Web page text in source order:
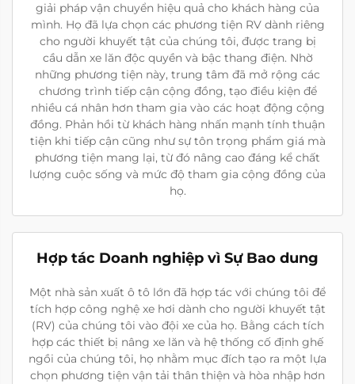
giải pháp vận chuyển hiệu quả cho khách hàng của
mình. Họ đã lựa chọn các phương tiện RV dành riêng
cho người khuyết tật của chúng tôi, được trang bị
cầu dẫn xe lăn độc quyền và bậc thang điện. Nhờ
những phương tiện này, trung tâm đã mở rộng các
chương trình tiếp cận cộng đồng, tạo điều kiện để
nhiều cá nhân hơn tham gia vào các hoạt động cộng
đồng. Phản hồi từ khách hàng nhấn mạnh tính thuận
tiện khi tiếp cận cũng như sự tôn trọng phẩm giá mà
phương tiện mang lại, từ đó nâng cao đáng kể chất
lượng cuộc sống và mức độ tham gia cộng đồng của
họ.
Hợp tác Doanh nghiệp vì Sự Bao dung
Một nhà sản xuất ô tô lớn đã hợp tác với chúng tôi để
tích hợp công nghệ xe hơi dành cho người khuyết tật
(RV) của chúng tôi vào đội xe của họ. Bằng cách tích
hợp các thiết bị nâng xe lăn và hệ thống cố định ghế
ngồi của chúng tôi, họ nhằm mục đích tạo ra một lựa
chọn phương tiện vận tải thân thiện và hòa nhập hơn